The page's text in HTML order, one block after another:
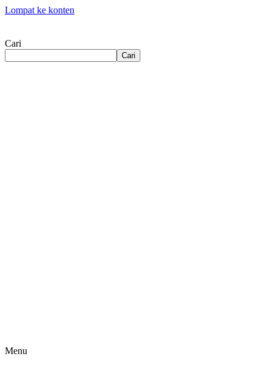
Lompat ke konten
Cari
Cari
Menu